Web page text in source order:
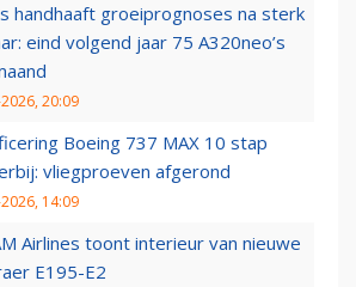
handhaaft groeiprognoses na sterk
eind volgend jaar 75 A320neo’s
20:09
Boeing 737 MAX 10 stap
vliegproeven afgerond
14:09
Airlines toont interieur van nieuwe
E195-E2